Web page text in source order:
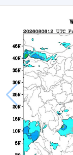
048
072
096
120